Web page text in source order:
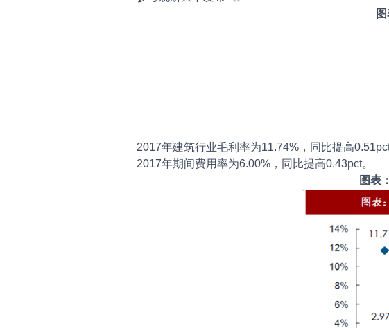
2017年建筑行业毛利率为11.74%，同比提高
2017年期间费用率为6.00%，同比提高0.43pct。
图表